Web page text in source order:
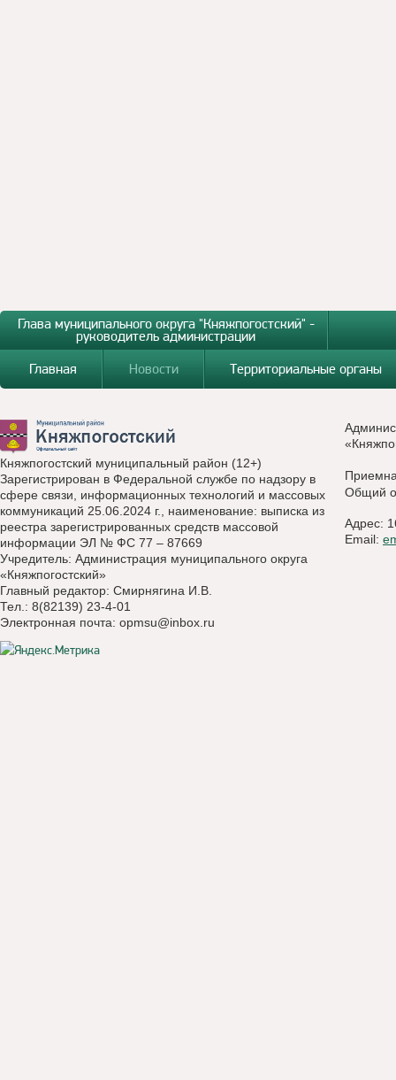
Глава муниципального округа "Княжпогостский" -
руководитель администрации
Главная
Новости Территориальные органы
Княжпогостский муниципальный район (12+)
Зарегистрирован в Федеральной службе по надзору в
сфере связи, информационных технологий и массовых
коммуникаций 25.06.2024 г., наименование: выписка из
реестра зарегистрированных средств массовой
информации ЭЛ № ФС 77 – 87669
Учредитель: Администрация муниципального округа
«Княжпогостский»
Главный редактор: Смирнягина И.В.
Тел.: 8(82139) 23-4-01
Электронная почта: opmsu@inbox.ru
Общий
Адрес:
Email: